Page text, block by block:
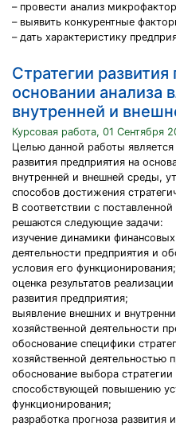
– провести анализ
– выявить конкурентные
– дать характеристику
Cтратегии
основании анализа
внутренней и
Курсовая работа, 01 Сентября
Целью данной работы
развития предприятия на
внутренней и внешней среды,
способов достижения
В соответствии с
решаются следующие задачи:
изучение динамики финансовых
деятельности предприятия и
условия его функционирования;
оценка результатов
развития предприятия;
выявление внешних и
хозяйственной деятельности
обоснование специфики
хозяйственной деятельностью
обоснование выбора стратегии
способствующей повышению
функционирования;
разработка прогноза развития